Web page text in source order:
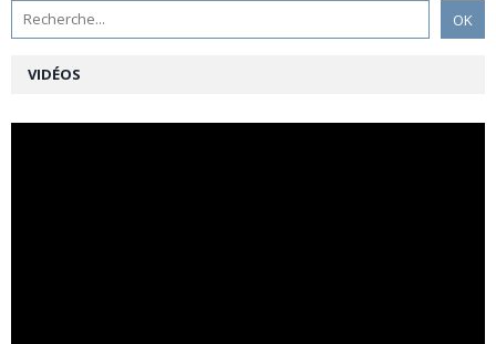
VIDÉOS